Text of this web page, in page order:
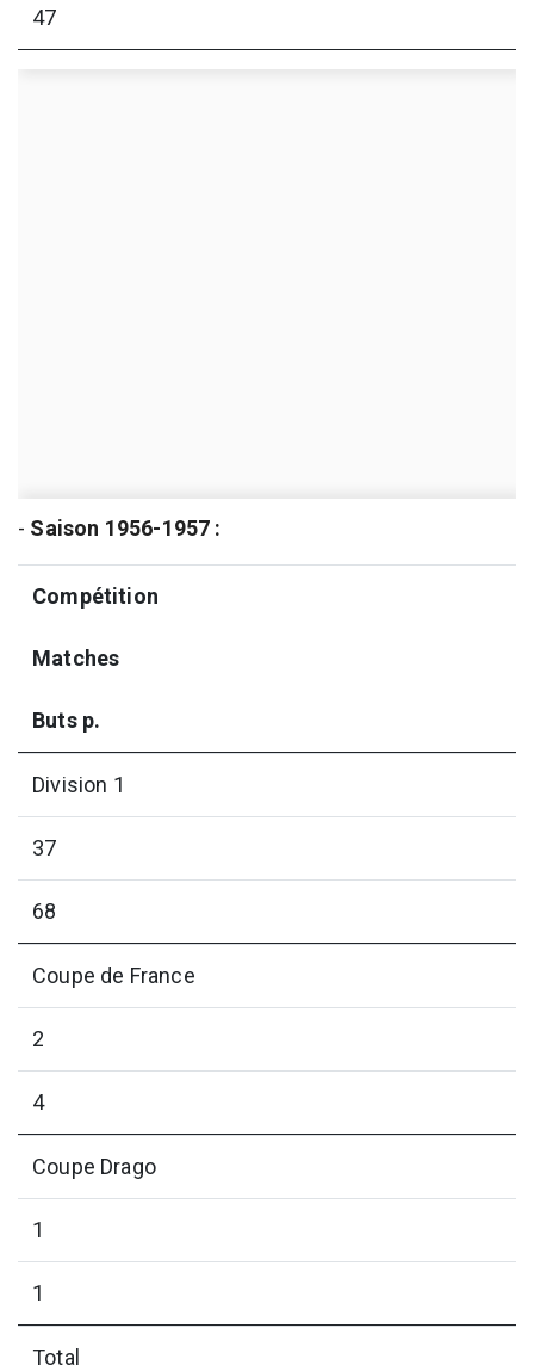
47
- Saison 1956-1957 :
Compétition
Matches
Buts p.
Division 1
37
68
Coupe de France
2
4
Coupe Drago
1
1
Total